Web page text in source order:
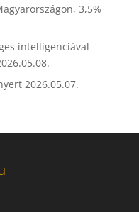
3,5%
intelligenciával
2026.05.07.